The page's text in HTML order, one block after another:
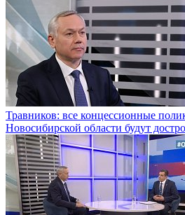
Травников: все концессионные
Новосибирской области будут